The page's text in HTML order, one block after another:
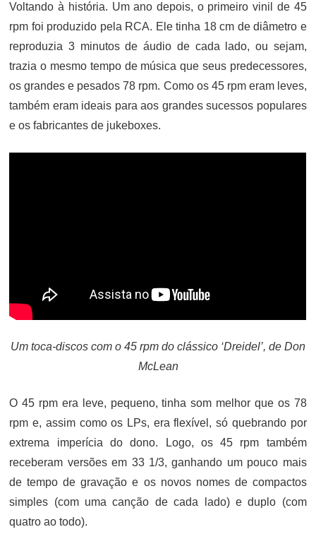
Voltando à história. Um ano depois, o primeiro vinil de 45
rpm foi produzido pela RCA. Ele tinha 18 cm de diâmetro e
reproduzia 3 minutos de áudio de cada lado, ou sejam,
trazia o mesmo tempo de música que seus predecessores,
os grandes e pesados 78 rpm. Como os 45 rpm eram leves,
também eram ideais para aos grandes sucessos populares
e os fabricantes de jukeboxes.
Um toca-discos com o 45 rpm do clássico ‘Dreidel’, de Don
McLean
O 45 rpm era leve, pequeno, tinha som melhor que os 78
rpm e, assim como os LPs, era flexível, só quebrando por
extrema imperícia do dono. Logo, os 45 rpm também
receberam versões em 33 1/3, ganhando um pouco mais
de tempo de gravação e os novos nomes de compactos
simples (com uma canção de cada lado) e duplo (com
quatro ao todo).